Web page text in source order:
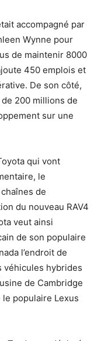
accompagné par
Wynne pour
de maintenir 8000
450 emplois et
De son côté,
200 millions de
sur une
qui vont
le
de
du nouveau RAV4
veut ainsi
de son populaire
l’endroit de
véhicules hybrides
de Cambridge
populaire Lexus